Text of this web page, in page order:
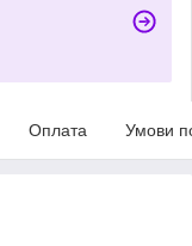
Оплата Умови